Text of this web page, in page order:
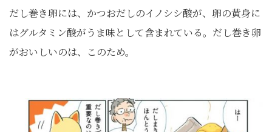
だし巻き卵には、かつおだしのイノシシ酸が、卵の黄身に
はグルタミン酸がうま味として含まれている。だし巻き卵
がおいしいのは、このため。